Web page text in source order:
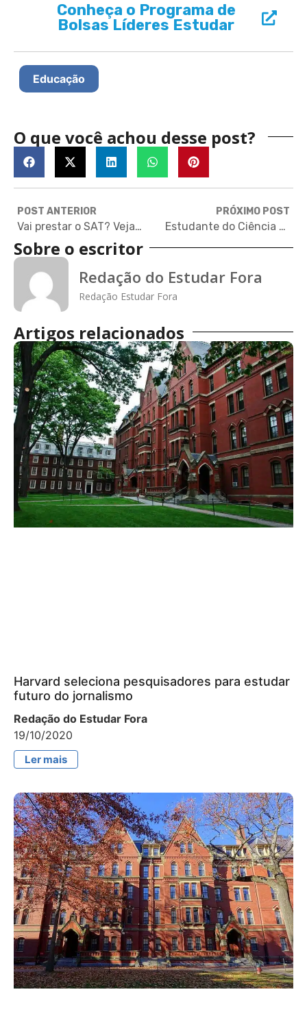
Conheça o Programa de
Bolsas Líderes Estudar
Educação
O que você achou desse post?
POST ANTERIOR
Vai prestar o SAT? Veja dicas para ir bem na redação!
PRÓXIMO POST
Estudante do Ciência sem Fronteiras na China conta como é viver no país
Sobre o escritor
Redação do Estudar Fora
Redação Estudar Fora
Artigos relacionados
Harvard seleciona pesquisadores para estudar
futuro do jornalismo
Redação do Estudar Fora
19/10/2020
Ler mais